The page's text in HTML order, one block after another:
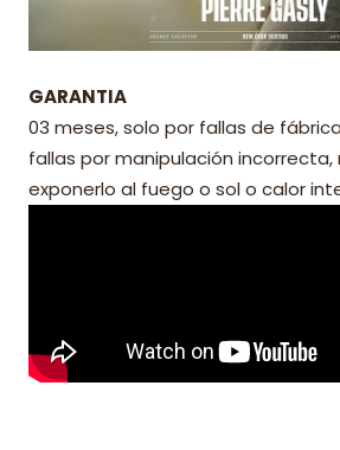
GARANTIA
03 meses, solo por fallas de
fallas por manipulación incorrecta,
exponerlo al fuego o sol o calor